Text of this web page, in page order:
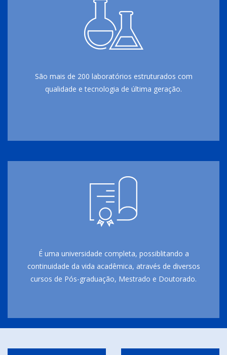
São mais de 200 laboratórios estruturados com
qualidade e tecnologia de última geração.
É uma universidade completa, possiblitando a
continuidade da vida acadêmica, através de diversos
cursos de Pós-graduação, Mestrado e Doutorado.